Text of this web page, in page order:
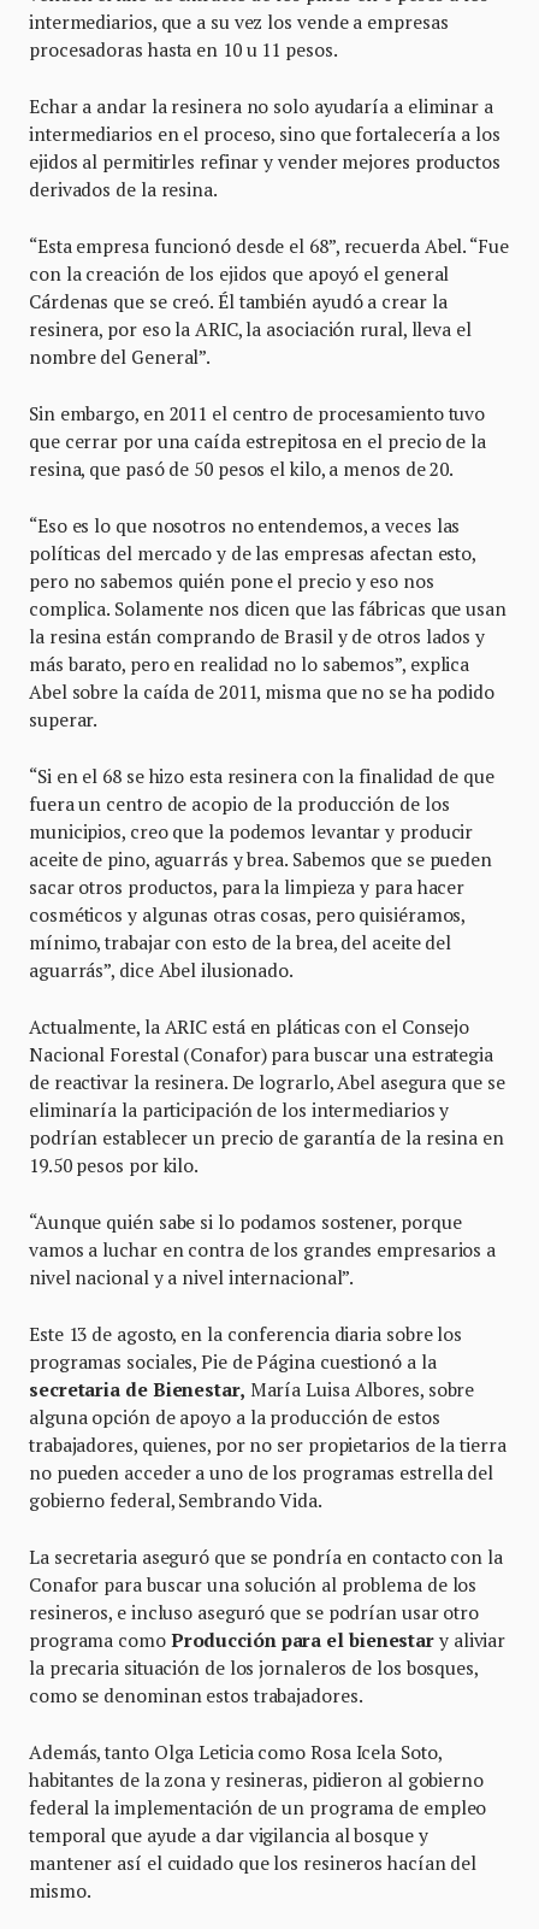
intermediarios, que a su vez los vende a empresas
procesadoras hasta en 10 u 11 pesos.
Echar a andar la resinera no solo ayudaría a eliminar a
intermediarios en el proceso, sino que fortalecería a los
ejidos al permitirles refinar y vender mejores productos
derivados de la resina.
“Esta empresa funcionó desde el 68”, recuerda Abel. “Fue
con la creación de los ejidos que apoyó el general
Cárdenas que se creó. Él también ayudó a crear la
resinera, por eso la ARIC, la asociación rural, lleva el
nombre del General”.
Sin embargo, en 2011 el centro de procesamiento tuvo
que cerrar por una caída estrepitosa en el precio de la
resina, que pasó de 50 pesos el kilo, a menos de 20.
“Eso es lo que nosotros no entendemos, a veces las
políticas del mercado y de las empresas afectan esto,
pero no sabemos quién pone el precio y eso nos
complica. Solamente nos dicen que las fábricas que usan
la resina están comprando de Brasil y de otros lados y
más barato, pero en realidad no lo sabemos”, explica
Abel sobre la caída de 2011, misma que no se ha podido
superar.
“Si en el 68 se hizo esta resinera con la finalidad de que
fuera un centro de acopio de la producción de los
municipios, creo que la podemos levantar y producir
aceite de pino, aguarrás y brea. Sabemos que se pueden
sacar otros productos, para la limpieza y para hacer
cosméticos y algunas otras cosas, pero quisiéramos,
mínimo, trabajar con esto de la brea, del aceite del
aguarrás”, dice Abel ilusionado.
Actualmente, la ARIC está en pláticas con el Consejo
Nacional Forestal (Conafor) para buscar una estrategia
de reactivar la resinera. De lograrlo, Abel asegura que se
eliminaría la participación de los intermediarios y
podrían establecer un precio de garantía de la resina en
19.50 pesos por kilo.
“Aunque quién sabe si lo podamos sostener, porque
vamos a luchar en contra de los grandes empresarios a
nivel nacional y a nivel internacional”.
Este 13 de agosto, en la conferencia diaria sobre los
programas sociales, Pie de Página cuestionó a la
secretaria de Bienestar, María Luisa Albores, sobre
alguna opción de apoyo a la producción de estos
trabajadores, quienes, por no ser propietarios de la tierra
no pueden acceder a uno de los programas estrella del
gobierno federal, Sembrando Vida.
La secretaria aseguró que se pondría en contacto con la
Conafor para buscar una solución al problema de los
resineros, e incluso aseguró que se podrían usar otro
programa como Producción para el bienestar y aliviar
la precaria situación de los jornaleros de los bosques,
como se denominan estos trabajadores.
Además, tanto Olga Leticia como Rosa Icela Soto,
habitantes de la zona y resineras, pidieron al gobierno
federal la implementación de un programa de empleo
temporal que ayude a dar vigilancia al bosque y
mantener así el cuidado que los resineros hacían del
mismo.